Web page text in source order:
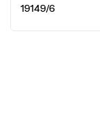
19149/6